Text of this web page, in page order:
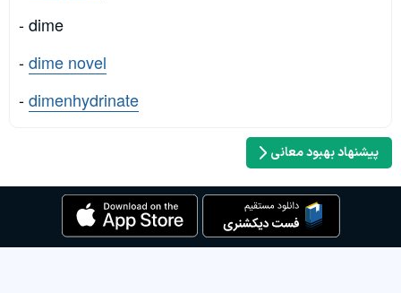
- dime
-dime novel
-dimenhydrinate
پیشنهاد بهبود معانی